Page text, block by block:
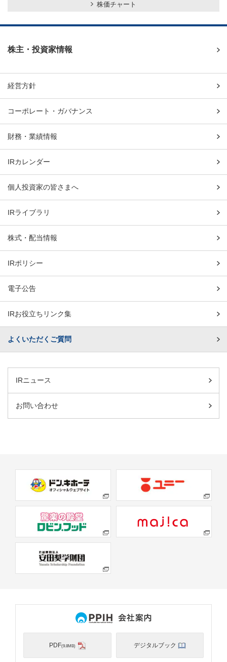
株価チャート
株主・投資家情報
経営方針
コーポレート・ガバナンス
財務・業績情報
IRカレンダー
個人投資家の皆さまへ
IRライブラリ
株式・配当情報
IRポリシー
電子公告
IRお役立ちリンク集
よくいただくご質問
IRニュース
お問い合わせ
PDF(9.8MB) デジタルブック